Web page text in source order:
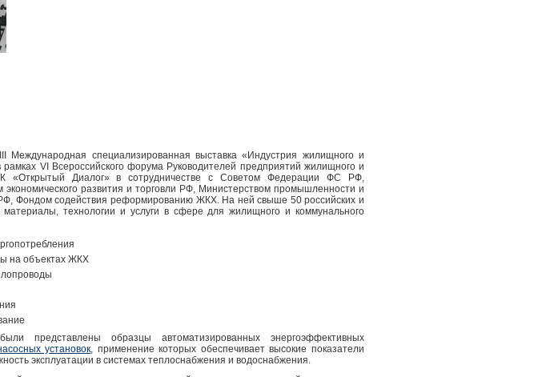
Международная специализированная выставка «Индустрия жилищного и
VI Всероссийского форума Руководителей предприятий жилищного и
ГК «Открытый Диалог» в сотрудничестве с Советом Федерации ФС РФ,
развития и торговли РФ, Министерством промышленности и
Фондом содействия реформированию ЖКХ. На ней свыше 50 российских и
технологии и услуги в сфере для жилищного и коммунального
на объектах ЖКХ
представлены образцы автоматизированных энергоэффективных
установок, применение которых обеспечивает высокие показатели
эксплуатации в системах теплоснабжения и водоснабжения.